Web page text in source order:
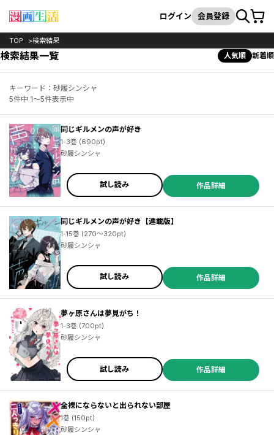
検索
ログイン 会員登録カート
TOP 検索結果
検索結果一覧 人気順 新着順
キーワード：砂履シンシャ
5件中 1～5件表示中
同じギルメンの声が好き
1-3巻 (690pt)
砂履シンシャ
試し読み 作品詳細
同じギルメンの声が好き【連載版】
1-15巻 (270～320pt)
砂履シンシャ
試し読み 作品詳細
夢ヶ原さんは夢見がち！
1-3巻 (700pt)
砂履シンシャ
試し読み 作品詳細
全裸にならないと出られない部屋
1巻 (150pt)
砂履シンシャ